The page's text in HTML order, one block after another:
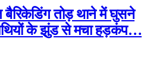
बैरिकेडिंग तोड़ थाने में घुसने
के झुंड से मचा हड़कंप…